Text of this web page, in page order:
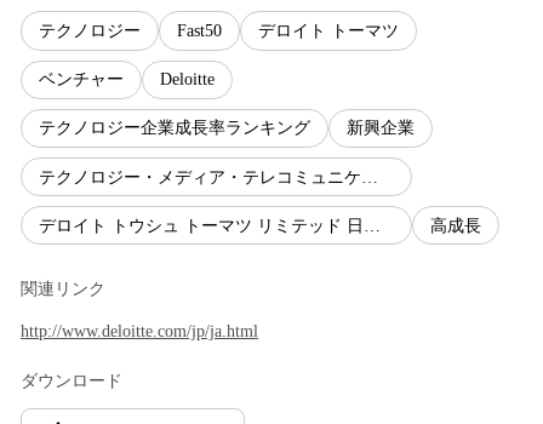
テクノロジー Fast50 デロイト トーマツ
ベンチャー Deloitte
テクノロジー企業成長率ランキング 新興企業
高成長
関連リンク
http://www.deloitte.com/jp/ja.html
ダウンロード